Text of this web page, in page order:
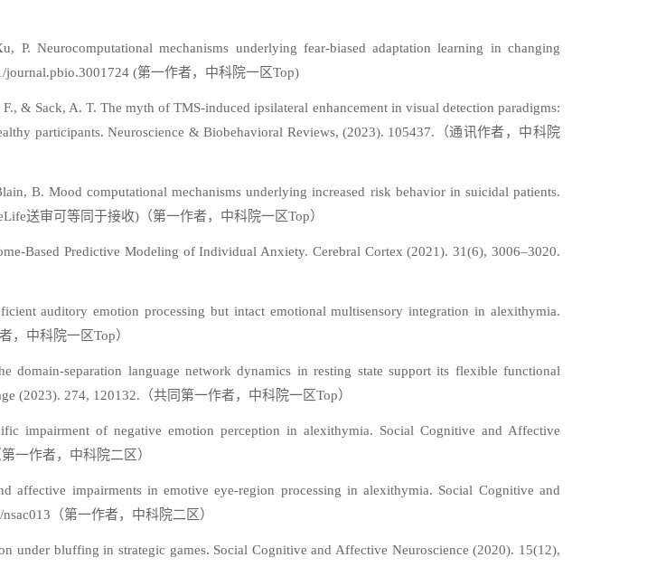
Neurocomputational mechanisms underlying fear-biased adaptation learning in changing
journal.pbio.3001724 (第一作者，中科院一区Top)
& Sack, A. T. The myth of TMS-induced ipsilateral enhancement in visual detection paradigms:
participants. Neuroscience & Biobehavioral Reviews, (2023). 105437.（通讯作者，中科院
B. Mood computational mechanisms underlying increased risk behavior in suicidal patients.
送审可等同于接收)（第一作者，中科院一区Top）
Based Predictive Modeling of Individual Anxiety. Cerebral Cortex (2021). 31(6), 3006–3020.
auditory emotion processing but intact emotional multisensory integration in alexithymia.
，中科院一区Top）
separation language network dynamics in resting state support its flexible functional
(2023). 274, 120132.（共同第一作者，中科院一区Top）
impairment of negative emotion perception in alexithymia. Social Cognitive and Affective
一作者，中科院二区）
impairments in emotive eye-region processing in alexithymia. Social Cognitive and
（第一作者，中科院二区）
under bluffing in strategic games. Social Cognitive and Affective Neuroscience (2020). 15(12),